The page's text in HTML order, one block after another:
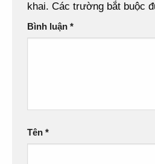
khai. Các trường bắt buộc
Bình luận *
Tên *